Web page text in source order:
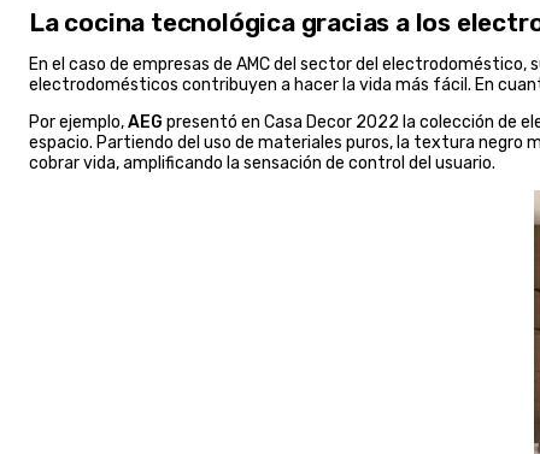
La cocina tecnológica gracias a los
En el caso de empresas de AMC del sector del
electrodomésticos contribuyen a hacer la vida más fácil. En
Por ejemplo,AEG presentó en Casa Decor 2022 la colección de
espacio. Partiendo del uso de materiales puros, la textura
cobrar vida, amplificando la sensación de control del usuario.